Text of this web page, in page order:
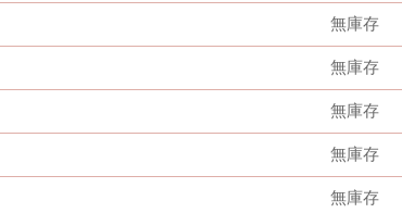
無庫存
無庫存
無庫存
無庫存
無庫存